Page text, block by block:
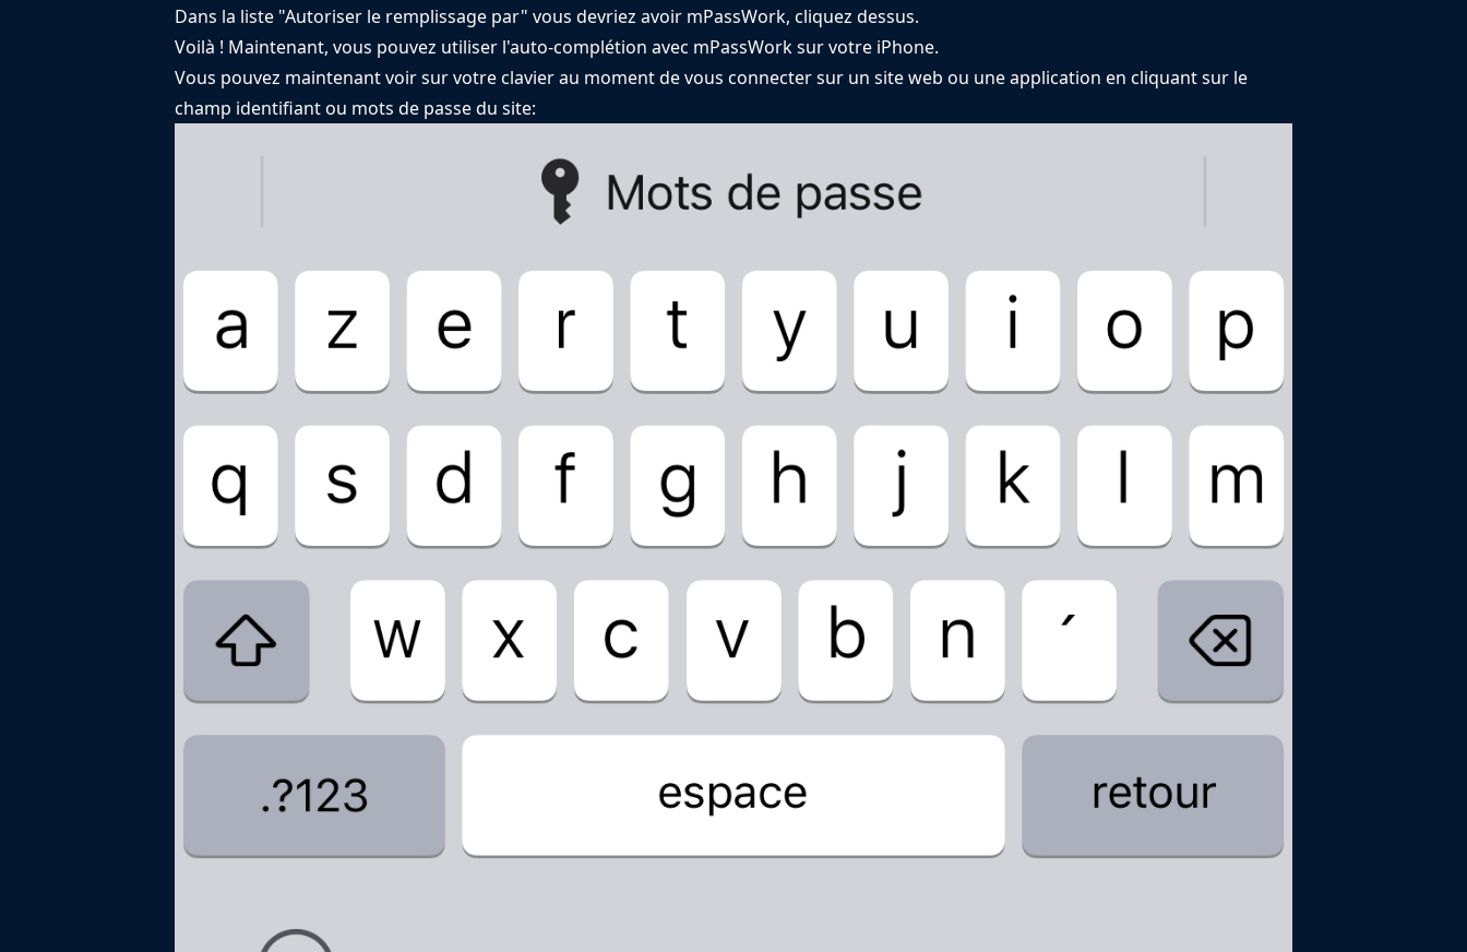
Dans la liste "Autoriser le remplissage par" vous devriez avoir mPassWork, cliquez dessus.
Voilà ! Maintenant, vous pouvez utiliser l'auto-complétion avec mPassWork sur votre iPhone.
Vous pouvez maintenant voir sur votre clavier au moment de vous connecter sur un site web ou une application en cliquant sur le
champ identifiant ou mots de passe du site: